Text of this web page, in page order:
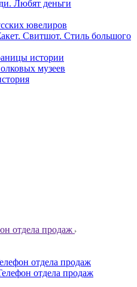
Любят деньги
ювелиров
Свитшот. Стиль большого
истории
музеев
отдела продаж
отдела продаж
отдела продаж